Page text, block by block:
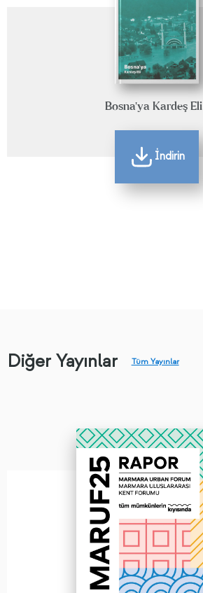
Bosna'ya Kardeş Eli
İndirin
Diğer Yayınlar Tüm Yayınlar